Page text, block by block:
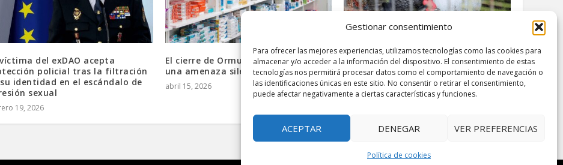
Gestionar consentimiento
Para ofrecer las mejores experiencias, utilizamos tecnologías como las cookies para
almacenar y/o acceder a la información del dispositivo. El consentimiento de estas
tecnologías nos permitirá procesar datos como el comportamiento de navegación o
las identificaciones únicas en este sitio. No consentir o retirar el consentimiento,
puede afectar negativamente a ciertas características y funciones.
ACEPTAR DENEGAR VER PREFERENCIAS
Política de cookies
del exDAO acepta
policial tras la filtración
identidad en el escándalo de
sexual
19, 2026
El cierre de Ormuz y medicamentos:
una amenaza silenciosa para Europa
abril 15, 2026
Alerta por Gripe Aviar: La EFSA
Recomienda el Confinamiento de
Aves de Corral en España y Europa
noviembre 24, 2025